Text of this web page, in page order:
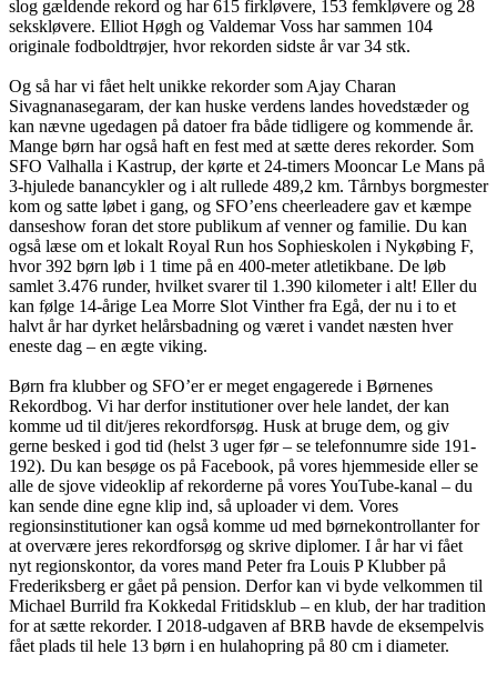
slog gældende rekord og har 615 firkløvere, 153 femkløvere og 28
sekskløvere. Elliot Høgh og Valdemar Voss har sammen 104
originale fodboldtrøjer, hvor rekorden sidste år var 34 stk.
Og så har vi fået helt unikke rekorder som Ajay Charan
Sivagnanasegaram, der kan huske verdens landes hovedstæder og
kan nævne ugedagen på datoer fra både tidligere og kommende år.
Mange børn har også haft en fest med at sætte deres rekorder. Som
SFO Valhalla i Kastrup, der kørte et 24-timers Mooncar Le Mans på
3-hjulede banancykler og i alt rullede 489,2 km. Tårnbys borgmester
kom og satte løbet i gang, og SFO’ens cheerleadere gav et kæmpe
danseshow foran det store publikum af venner og familie. Du kan
også læse om et lokalt Royal Run hos Sophieskolen i Nykøbing F,
hvor 392 børn løb i 1 time på en 400-meter atletikbane. De løb
samlet 3.476 runder, hvilket svarer til 1.390 kilometer i alt! Eller du
kan følge 14-årige Lea Morre Slot Vinther fra Egå, der nu i to et
halvt år har dyrket helårsbadning og været i vandet næsten hver
eneste dag – en ægte viking.
Børn fra klubber og SFO’er er meget engagerede i Børnenes
Rekordbog. Vi har derfor institutioner over hele landet, der kan
komme ud til dit/jeres rekordforsøg. Husk at bruge dem, og giv
gerne besked i god tid (helst 3 uger før – se telefonnumre side 191-
192). Du kan besøge os på Facebook, på vores hjemmeside eller se
alle de sjove videoklip af rekorderne på vores YouTube-kanal – du
kan sende dine egne klip ind, så uploader vi dem. Vores
regionsinstitutioner kan også komme ud med børnekontrollanter for
at overvære jeres rekordforsøg og skrive diplomer. I år har vi fået
nyt regionskontor, da vores mand Peter fra Louis P Klubber på
Frederiksberg er gået på pension. Derfor kan vi byde velkommen til
Michael Burrild fra Kokkedal Fritidsklub – en klub, der har tradition
for at sætte rekorder. I 2018-udgaven af BRB havde de eksempelvis
fået plads til hele 13 børn i en hulahopring på 80 cm i diameter.